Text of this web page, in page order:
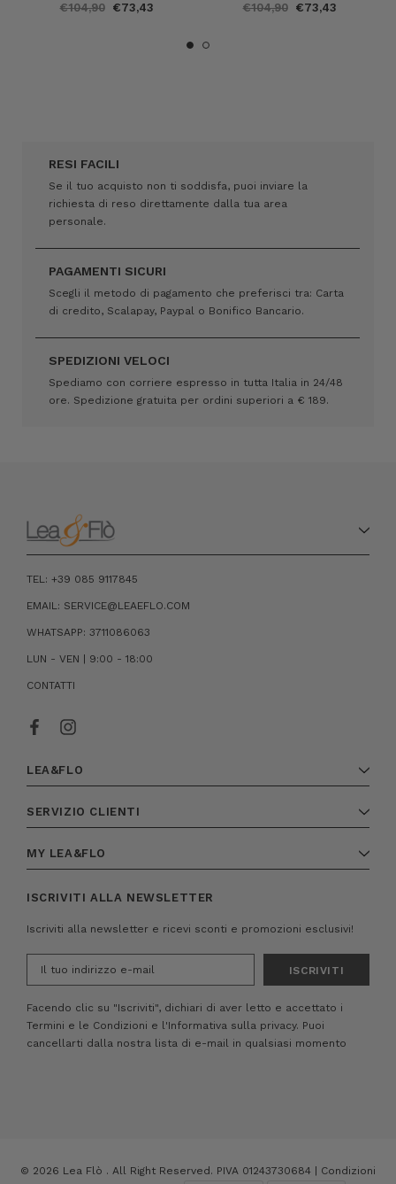
€104,90 €73,43 €104,90 €73,43
RESI FACILI
Se il tuo acquisto non ti soddisfa, puoi inviare la
richiesta di reso direttamente dalla tua area
personale.
PAGAMENTI SICURI
Scegli il metodo di pagamento che preferisci tra: Carta
di credito, Scalapay, Paypal o Bonifico Bancario.
SPEDIZIONI VELOCI
Spediamo con corriere espresso in tutta Italia in 24/48
ore. Spedizione gratuita per ordini superiori a € 189.
TEL: +39 085 9117845
EMAIL: SERVICE@LEAEFLO.COM
WHATSAPP: 3711086063
LUN - VEN | 9:00 - 18:00
CONTATTI
LEA&FLO
SERVIZIO CLIENTI
MY LEA&FLO
ISCRIVITI ALLA NEWSLETTER
Iscriviti alla newsletter e ricevi sconti e promozioni esclusivi!
Facendo clic su "Iscriviti", dichiari di aver letto e accettato i
Termini e le Condizioni e l'Informativa sulla privacy. Puoi
cancellarti dalla nostra lista di e-mail in qualsiasi momento
© 2026 Lea Flò . All Right Reserved. PIVA 01243730684 | Condizioni